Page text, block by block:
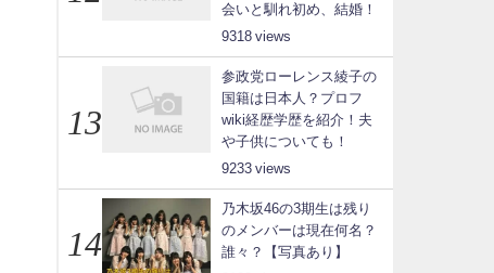
会いと馴れ初め、結婚！
9318
参政党ローレンス綾子の
国籍は日本人？プロフ
wiki経歴学歴を紹介！夫
や子供についても！
9233
乃木坂46の3期生は残り
のメンバーは現在何名？
誰々？【写真あり】